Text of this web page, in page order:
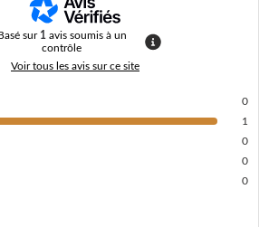
sur 1 avis soumis à un
contrôle
Voir tous les avis sur ce site
0
1
0
0
0